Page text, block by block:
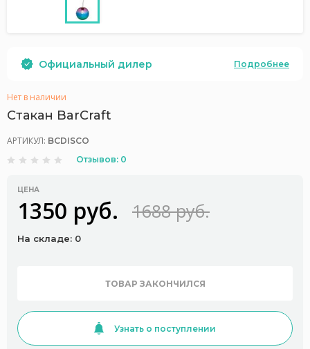
Официальный дилер Подробнее
Нет в наличии
Стакан BarCraft
АРТИКУЛ: BCDISCO
Отзывов: 0
ЦЕНА
1350 руб. 1688 руб.
На складе: 0
ТОВАР ЗАКОНЧИЛСЯ
Узнать о поступлении